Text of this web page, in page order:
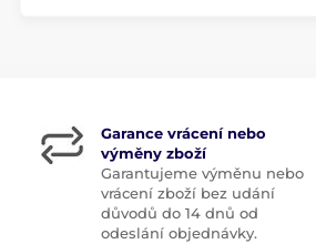
Garance vrácení nebo
výměny zboží
Garantujeme výměnu nebo
vrácení zboží bez udání
důvodů do 14 dnů od
odeslání objednávky.